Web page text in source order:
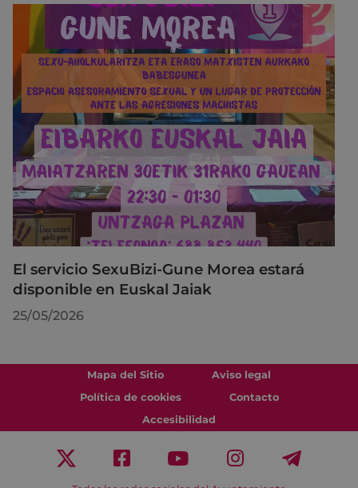
El servicio SexuBizi-Gune Morea estará
disponible en Euskal Jaiak
25/05/2026
Mapa del Sitio
Aviso legal
Política de cookies
Contacto
Accesibilidad